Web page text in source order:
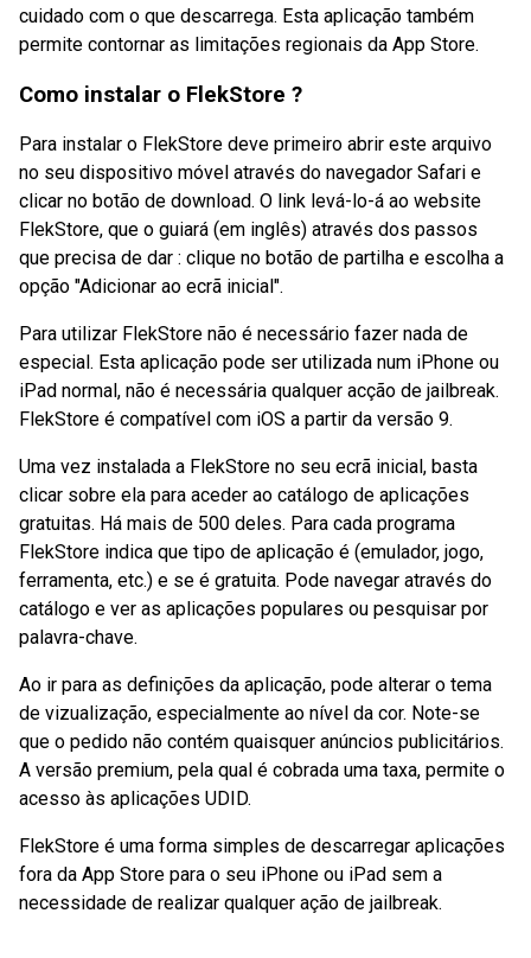
cuidado com o que descarrega. Esta aplicação também
permite contornar as limitações regionais da App Store.
Como instalar o FlekStore ?
Para instalar o FlekStore deve primeiro abrir este arquivo
no seu dispositivo móvel através do navegador Safari e
clicar no botão de download. O link levá-lo-á ao website
FlekStore, que o guiará (em inglês) através dos passos
que precisa de dar : clique no botão de partilha e escolha a
opção "Adicionar ao ecrã inicial".
Para utilizar FlekStore não é necessário fazer nada de
especial. Esta aplicação pode ser utilizada num iPhone ou
iPad normal, não é necessária qualquer acção de jailbreak.
FlekStore é compatível com iOS a partir da versão 9.
Uma vez instalada a FlekStore no seu ecrã inicial, basta
clicar sobre ela para aceder ao catálogo de aplicações
gratuitas. Há mais de 500 deles. Para cada programa
FlekStore indica que tipo de aplicação é (emulador, jogo,
ferramenta, etc.) e se é gratuita. Pode navegar através do
catálogo e ver as aplicações populares ou pesquisar por
palavra-chave.
Ao ir para as definições da aplicação, pode alterar o tema
de vizualização, especialmente ao nível da cor. Note-se
que o pedido não contém quaisquer anúncios publicitários.
A versão premium, pela qual é cobrada uma taxa, permite o
acesso às aplicações UDID.
FlekStore é uma forma simples de descarregar aplicações
fora da App Store para o seu iPhone ou iPad sem a
necessidade de realizar qualquer ação de jailbreak.